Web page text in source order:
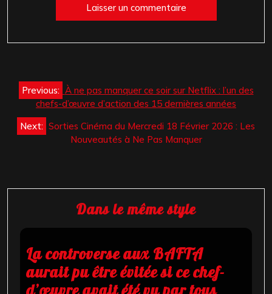
Navigation
de
l’article
Previous: À ne pas manquer ce soir sur Netflix : l’un des
chefs-d’œuvre d’action des 15 dernières années
Next: Sorties Cinéma du Mercredi 18 Février 2026 : Les
Nouveautés à Ne Pas Manquer
Dans le même style
La controverse aux BAFTA
aurait pu être évitée si ce chef-